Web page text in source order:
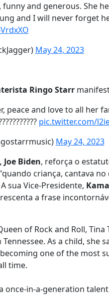
and generous. She
and I will never forget
May 24, 2023
Ringo Starr
peace and love to all her
pic.twitter.com/
May 24, 2023
Biden, reforça o
criança, cantava
sua Vice-Presidente,
a frase
of Rock and Roll, Tina
As a child, she
one of the most
time.
once-in-a-generation